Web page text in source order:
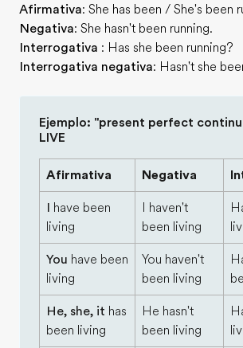
Afirmativa: She has been / She's been
Negativa: She hasn't been running.
Interrogativa : Has she been running?
Interrogativa negativa: Hasn't she
Ejemplo: "present perfect
LIVE
Afirmativa Negativa
I have been
living
I haven't
been living
You have been
living
You haven't
been living
He, she, it has
been living
He hasn't
been living